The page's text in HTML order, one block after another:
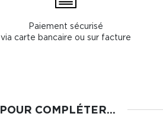
Paiement sécurisé
via carte bancaire ou sur facture
POUR COMPLÉTER...